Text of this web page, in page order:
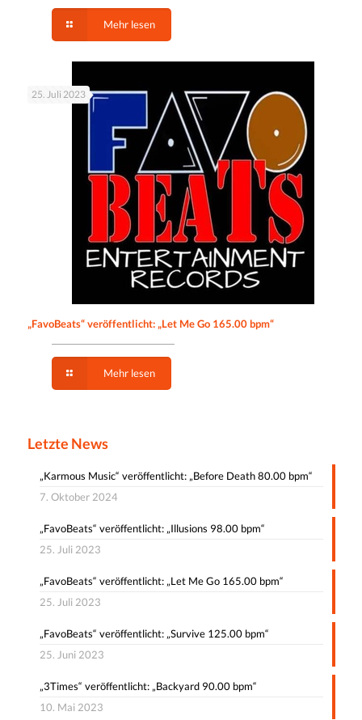
Mehr lesen
25. Juli 2023
„FavoBeats“ veröffentlicht: „Let Me Go 165.00 bpm“
Mehr lesen
Letzte News
„Karmous Music“ veröffentlicht: „Before Death 80.00 bpm“
7. Oktober 2024
„FavoBeats“ veröffentlicht: „Illusions 98.00 bpm“
25. Juli 2023
„FavoBeats“ veröffentlicht: „Let Me Go 165.00 bpm“
25. Juli 2023
„FavoBeats“ veröffentlicht: „Survive 125.00 bpm“
25. Juni 2023
„3Times“ veröffentlicht: „Backyard 90.00 bpm“
10. Mai 2023